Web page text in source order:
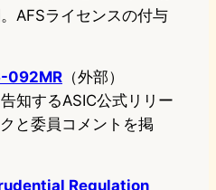
AFSライセンスの付与
092MR （外部）
知するASIC公式リリー
と委員コメントを掲
Regulation